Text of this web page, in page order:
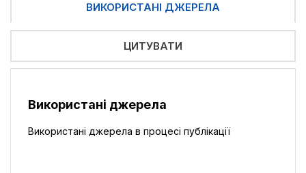
ВИКОРИСТАНІ ДЖЕРЕЛА
ЦИТУВАТИ
Використані джерела
Використані джерела в процесі публікації